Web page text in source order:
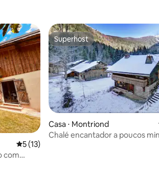
5 de uma avaliação média de 5, 13
5 (13)
com
Superhost
Superhost
Casa ⋅ Montriond
Chalé encantador a poucos